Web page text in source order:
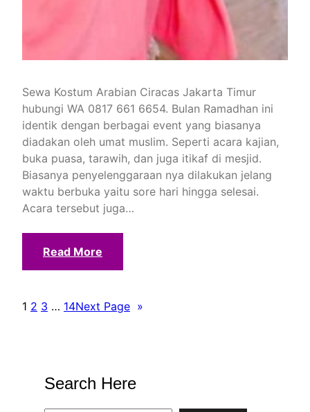
Sewa Kostum Arabian Ciracas Jakarta Timur
hubungi WA 0817 661 6654. Bulan Ramadhan ini
identik dengan berbagai event yang biasanya
diadakan oleh umat muslim. Seperti acara kajian,
buka puasa, tarawih, dan juga itikaf di mesjid.
Biasanya penyelenggaraan nya dilakukan jelang
waktu berbuka yaitu sore hari hingga selesai.
Acara tersebut juga…
Read More
1 2 3 … 14Next Page »
Search Here